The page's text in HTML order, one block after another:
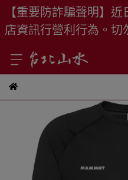
【重要防詐騙聲明】
店資訊行營利行為。切